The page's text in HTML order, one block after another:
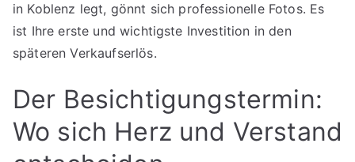
in Koblenz legt, gönnt sich professionelle Fotos. Es
ist Ihre erste und wichtigste Investition in den
späteren Verkaufserlös.
Der Besichtigungstermin:
Wo sich Herz und Verstand